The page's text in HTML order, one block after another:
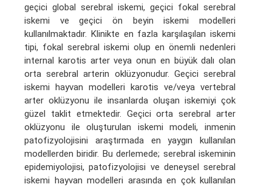
geçici global serebral iskemi, geçici fokal serebral
iskemi ve geçici ön beyin iskemi modelleri
kullanılmaktadır. Klinikte en fazla karşılaşılan iskemi
tipi, fokal serebral iskemi olup en önemli nedenleri
internal karotis arter veya onun en büyük dalı olan
orta serebral arterin oklüzyonudur. Geçici serebral
iskemi hayvan modelleri karotis ve/veya vertebral
arter oklüzyonu ile insanlarda oluşan iskemiyi çok
güzel taklit etmektedir. Geçici orta serebral arter
oklüzyonu ile oluşturulan iskemi modeli, inmenin
patofizyolojisini araştırmada en yaygın kullanılan
modellerden biridir. Bu derlemede; serebral iskeminin
epidemiyolojisi, patofizyolojisi ve deneysel serebral
iskemi hayvan modelleri arasında en çok kullanılan